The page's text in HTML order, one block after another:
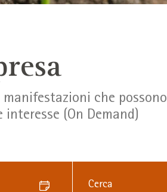
che possono
(On Demand)